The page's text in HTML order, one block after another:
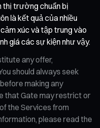
thị trường chuẩn bị
là kết quả của nhiều
xúc và tập trung vào
giá các sự kiện như vậy.
any offer,
should always seek
making any
that Gate may restrict or
the Services from
please read the